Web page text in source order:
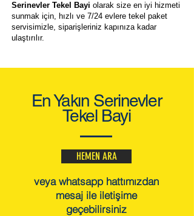
Serinevler Tekel Bayi olarak size en iyi hizmeti
sunmak için, hızlı ve 7/24 evlere tekel paket
servisimizle, siparişleriniz kapınıza kadar
ulaştırılır.
En Yakın Serinevler
Tekel Bayi
HEMEN ARA
veya whatsapp hattımızdan
mesaj ile iletişime
geçebilirsiniz